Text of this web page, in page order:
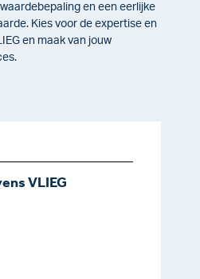
en een eerlijke
Kies voor de expertise en
en maak van jouw
VLIEG